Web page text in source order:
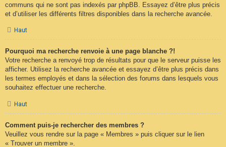
communs qui ne sont pas indexés par phpBB. Essayez d’être plus précis
et d’utiliser les différents filtres disponibles dans la recherche avancée.
Haut
Pourquoi ma recherche renvoie à une page blanche ?!
Votre recherche a renvoyé trop de résultats pour que le serveur puisse les
afficher. Utilisez la recherche avancée et essayez d’être plus précis dans
les termes employés et dans la sélection des forums dans lesquels vous
souhaitez effectuer une recherche.
Haut
Comment puis-je rechercher des membres ?
Veuillez vous rendre sur la page « Membres » puis cliquer sur le lien
« Trouver un membre ».